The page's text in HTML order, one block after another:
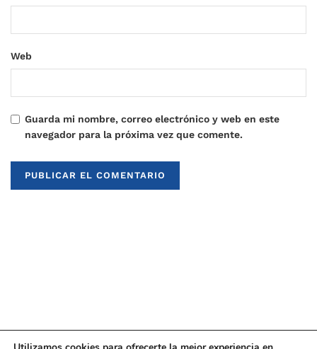
Web
Guarda mi nombre, correo electrónico y web en este
navegador para la próxima vez que comente.